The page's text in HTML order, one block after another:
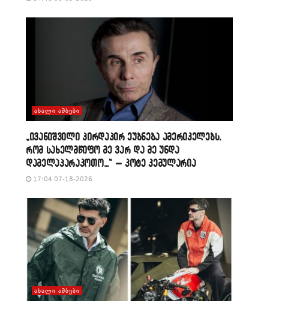
ᲐᲮᲐᲚᲘ ᲐᲛᲑᲔᲑᲘ
„ივანიშვილი პირდაპირ ეუბნება ამერიკელებს,
რომ სახელმწიფო მე ვარ და მე უნდა
დამელაპარაკოთო…“ – კოტე კემულარია
17:04 07-18-2026
ᲐᲮᲐᲚᲘ ᲐᲛᲑᲔᲑᲘ